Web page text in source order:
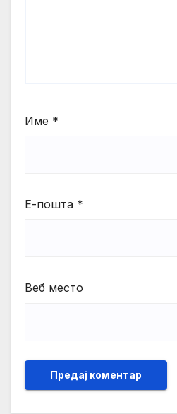
Име *
Е-пошта *
Веб место